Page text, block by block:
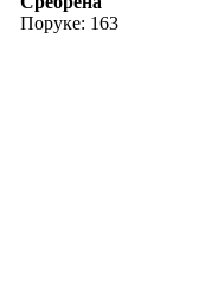
Поруке: 163